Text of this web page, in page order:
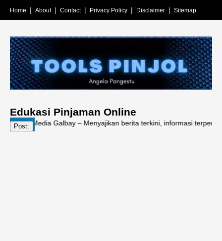
Home About Contact Privacy Policy Disclaimer Sitemap
Edukasi Pinjaman Online
Post:
Media Galbay – Menyajikan berita terkini, informasi terpercaya,